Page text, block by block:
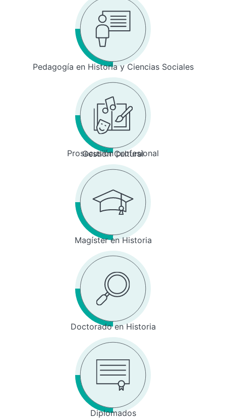
Pedagogía en Historia y Ciencias Sociales
Prosecusión profesional
Gestión Cultural
Magíster en Historia
Doctorado en Historia
Diplomados